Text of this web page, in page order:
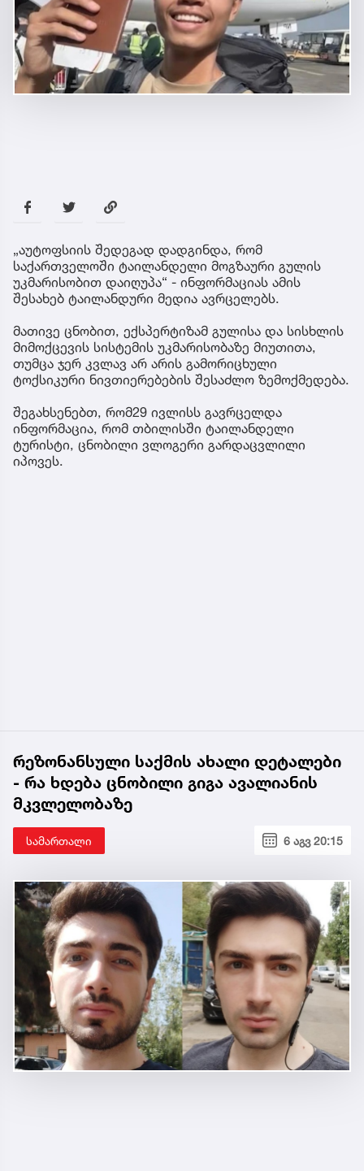
„აუტოფსიის შედეგად დადგინდა, რომ
საქართველოში ტაილანდელი მოგზაური გულის
უკმარისობით დაიღუპა“ - ინფორმაციას ამის
შესახებ ტაილანდური მედია ავრცელებს.
მათივე ცნობით, ექსპერტიზამ გულისა და სისხლის
მიმოქცევის სისტემის უკმარისობაზე მიუთითა,
თუმცა ჯერ კვლავ არ არის გამორიცხული
ტოქსიკური ნივთიერებების შესაძლო ზემოქმედება.
შეგახსენებთ, რომ29 ივლისს გავრცელდა
ინფორმაცია, რომ თბილისში ტაილანდელი
ტურისტი, ცნობილი ვლოგერი გარდაცვლილი
იპოვეს.
რეზონანსული საქმის ახალი დეტალები
- რა ხდება ცნობილი გიგა ავალიანის
მკვლელობაზე
სამართალი 6 აგვ 20:15